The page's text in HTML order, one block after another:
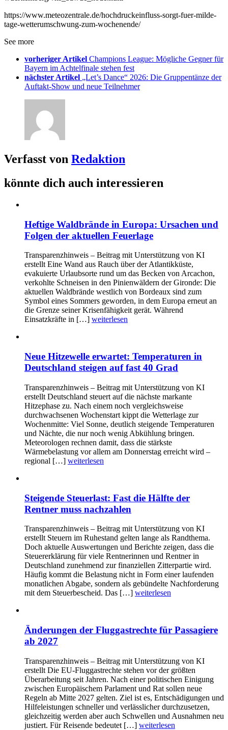
https://www.meteozentrale.de/hochdruckeinfluss-sorgt-fuer-milde-
tage-wetterumschwung-zum-wochenende/
See more
vorheriger Artikel Champions League: Mögliche Gegner für
Bayern im Achtelfinale stehen fest
nächster Artikel „Let’s Dance“ 2026: Die Gruppentänze der
Auftakt-Show und neue Teilnehmer
Verfasst von Redaktion
könnte dich auch interessieren
Heftige Waldbrände in Europa: Ursachen und
Folgen der aktuellen Feuerlage
Transparenzhinweis – Beitrag mit Unterstützung von KI
erstellt Eine Wand aus Rauch über der Atlantikküste,
evakuierte Urlaubsorte rund um das Becken von Arcachon,
verkohlte Schneisen in den Pinienwäldern der Gironde: Die
aktuellen Waldbrände westlich von Bordeaux sind zum
Symbol eines Sommers geworden, in dem Europa erneut an
die Grenze seiner Krisenfähigkeit gerät. Während
Einsatzkräfte in […] weiterlesen
Neue Hitzewelle erwartet: Temperaturen in
Deutschland steigen auf fast 40 Grad
Transparenzhinweis – Beitrag mit Unterstützung von KI
erstellt Deutschland steuert auf die nächste markante
Hitzephase zu. Nach einem noch vergleichsweise
durchwachsenen Wochenstart kippt die Wetterlage zur
Wochenmitte: Viel Sonne, deutlich steigende Temperaturen
und Nächte, die nur noch wenig Abkühlung bringen.
Meteorologen rechnen damit, dass die stärkste
Wärmebelastung vor allem am Donnerstag erreicht wird –
regional […] weiterlesen
Steigende Steuerlast: Fast die Hälfte der
Rentner muss nachzahlen
Transparenzhinweis – Beitrag mit Unterstützung von KI
erstellt Steuern im Ruhestand gelten lange als Randthema.
Doch aktuelle Auswertungen und Berichte zeigen, dass die
Steuererklärung für viele Rentnerinnen und Rentner in
Deutschland zunehmend zur finanziellen Zitterpartie wird.
Häufig kommt die Belastung nicht in Form einer laufenden
monatlichen Abgabe, sondern als gebündelte Nachforderung
mit dem Steuerbescheid. Das […] weiterlesen
Änderungen der Fluggastrechte für Passagiere
ab 2027
Transparenzhinweis – Beitrag mit Unterstützung von KI
erstellt Die EU-Fluggastrechte stehen vor der größten
Überarbeitung seit Jahren. Nach einer politischen Einigung
zwischen Europäischem Parlament und Rat sollen neue
Regeln ab Mitte 2027 gelten. Ziel ist es, Entschädigungen und
Hilfeleistungen schneller und verlässlicher durchzusetzen,
gleichzeitig werden aber auch Schwellen und Ausnahmen neu
justiert. Für Reisende bedeutet […] weiterlesen